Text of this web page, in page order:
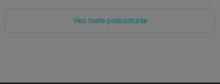
Vezi toate podcasturile